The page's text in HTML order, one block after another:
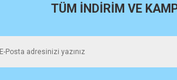
05/2026
TÜM İNDİRİM VE